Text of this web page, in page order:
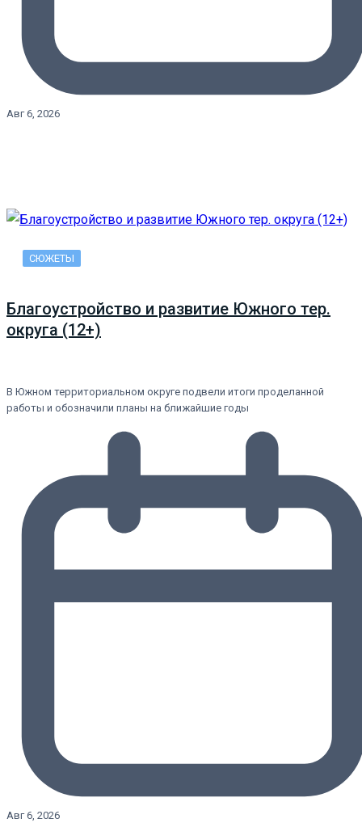
Авг 6, 2026
СЮЖЕТЫ
Благоустройство и развитие Южного тер.
округа (12+)
В Южном территориальном округе подвели итоги проделанной
работы и обозначили планы на ближайшие годы
Авг 6, 2026